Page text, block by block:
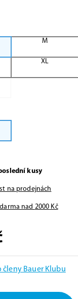
M
XL
kusy
na prodejnách
nad 2000 Kč
členy Bauer Klubu